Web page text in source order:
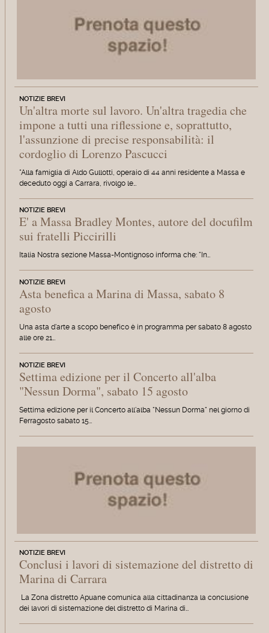
NOTIZIE BREVI
Un'altra morte sul lavoro. Un'altra tragedia che
impone a tutti una riflessione e, soprattutto,
l'assunzione di precise responsabilità: il
cordoglio di Lorenzo Pascucci
"Alla famiglia di Aldo Gullotti, operaio di 44 anni residente a Massa e
deceduto oggi a Carrara, rivolgo le…
NOTIZIE BREVI
E' a Massa Bradley Montes, autore del docufilm
sui fratelli Piccirilli
Italia Nostra sezione Massa-Montignoso informa che: "In…
NOTIZIE BREVI
Asta benefica a Marina di Massa, sabato 8
agosto
Una asta d'arte a scopo benefico è in programma per sabato 8 agosto
alle ore 21…
NOTIZIE BREVI
Settima edizione per il Concerto all'alba
"Nessun Dorma", sabato 15 agosto
Settima edizione per il Concerto all'alba "Nessun Dorma" nel giorno di
Ferragosto sabato 15…
NOTIZIE BREVI
Conclusi i lavori di sistemazione del distretto di
Marina di Carrara
La Zona distretto Apuane comunica alla cittadinanza la conclusione
dei lavori di sistemazione del distretto di Marina di…